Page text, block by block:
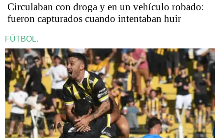
Circulaban con droga y en un vehículo robado:
fueron capturados cuando intentaban huir
FÚTBOL.